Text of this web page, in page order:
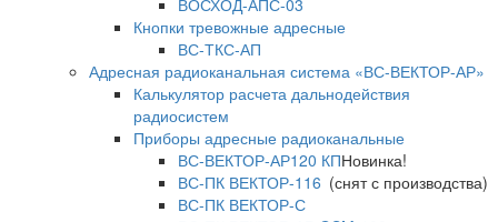
ВОСХОД-АПС-03
Кнопки тревожные адресные
ВС-ТКС-АП
Адресная радиоканальная система «ВС-ВЕКТОР-АР»
Калькулятор расчета дальнодействия
радиосистем
Приборы адресные радиоканальные
ВС-ВЕКТОР-АР120 КПНовинка!
ВС-ПК ВЕКТОР-116 (снят с производства)
ВС-ПК ВЕКТОР-С